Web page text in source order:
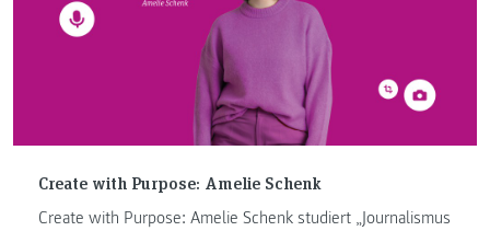
Create with Purpose: Amelie Schenk
Create with Purpose: Amelie Schenk studiert „Journalismus